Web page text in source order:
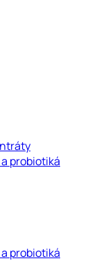
probiotiká
probiotiká